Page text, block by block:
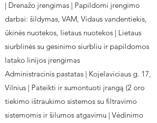
| Drenažo įrengimas | Papildomi įrengimo
darbai: šildymas, VAM, Vidaus vandentiekis,
ūkinės nuotekos, lietaus nuotekos | Lietaus
siurblinės su gesinimo siurbliu ir papildomos
latako linijos įrengimas
Administracinis pastatas | Kojelaviciaus g. 17,
Vilnius | Pateikti ir sumontuoti įrangą (2 oro
tiekimo ištraukimo sistemos su filtravimo
sistemomis ir šilumos atgavimu | Vėdinimo